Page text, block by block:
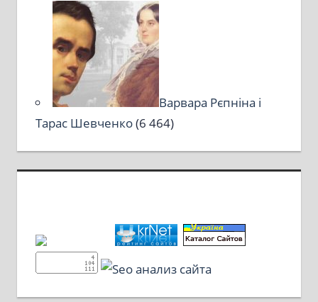
Варвара Рєпніна і
Тарас Шевченко(6 464)